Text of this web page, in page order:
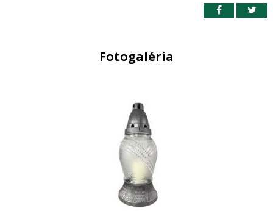
Fotogaléria